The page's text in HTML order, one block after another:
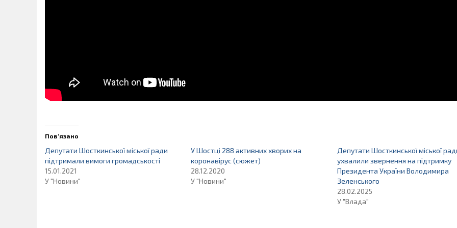
Пов’язано
Депутати Шосткинської міської ради
підтримали вимоги громадськості
15.01.2021
У "Новини"
У Шостці 288 активних хворих на
коронавірус (сюжет)
28.12.2020
У "Новини"
Депутати Шосткинської міської
ухвалили звернення на підтримку
Президента України Володимира
Зеленського
28.02.2025
У "Влада"